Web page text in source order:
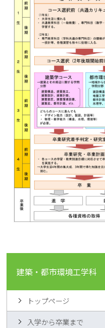
建築・都市環境工学科
トップページ
入学から卒業まで